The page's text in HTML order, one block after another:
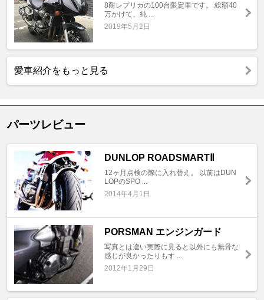
8耐レプリカの100台限定車です。 総額40
万かけて、純 ...
2019年5月2日
愛車紹介をもっと見る
パーツレビュー
DUNLOP ROADSMARTⅡ
12ヶ月点検の際に入れ替え。 以前はDUN
LOPのSPO ...
2014年4月1日
PORSMAN エンジンガード
写真とは違い実際に見ると以外にも無骨な
感じが良かったりもす ...
2012年1月29日